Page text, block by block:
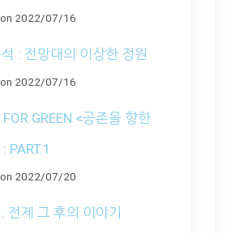
2022/07/16
: 전망대의 이상한 정원
2022/07/16
GREEN <공존을 향한
PART.1
2022/07/20
전제 그 후의 이야기